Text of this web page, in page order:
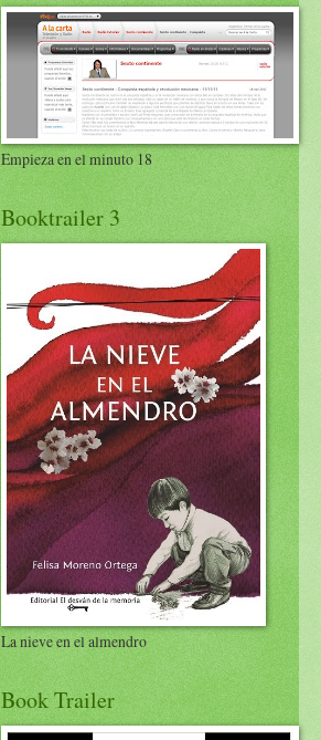
Empieza en el minuto 18
Booktrailer 3
La nieve en el almendro
Book Trailer